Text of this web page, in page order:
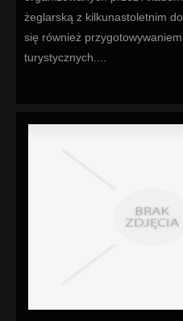
żeglarską z kilkunastoletnim
się również
turystycznych....